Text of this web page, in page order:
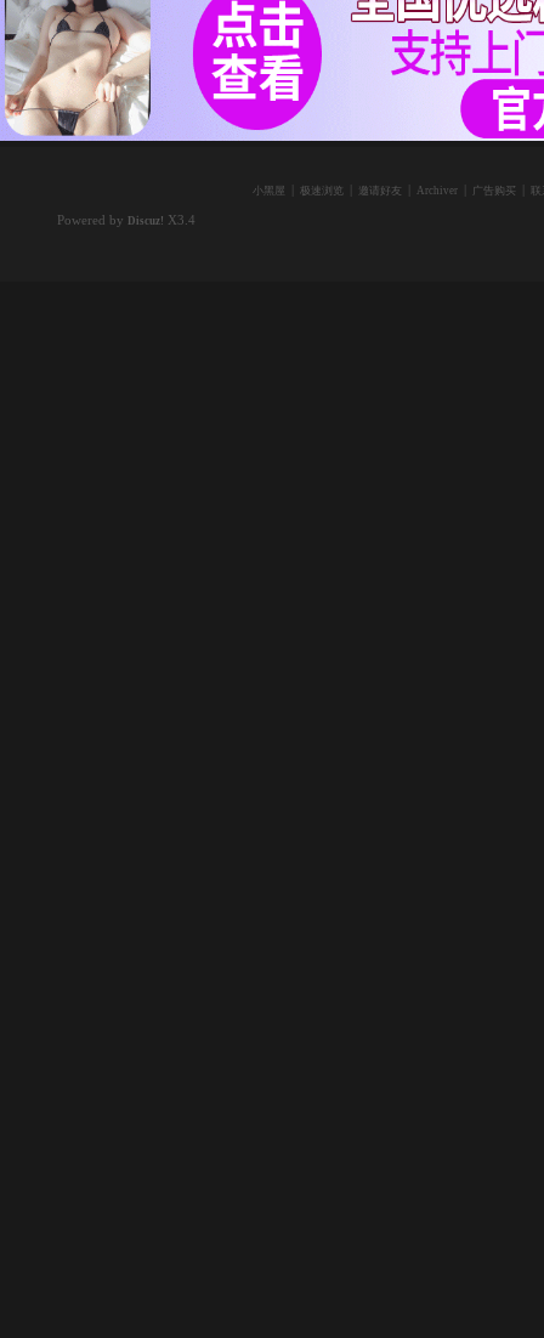
小黑屋 极速浏览 邀请好友 Archiver 广告购买
Powered by Discuz! X3.4